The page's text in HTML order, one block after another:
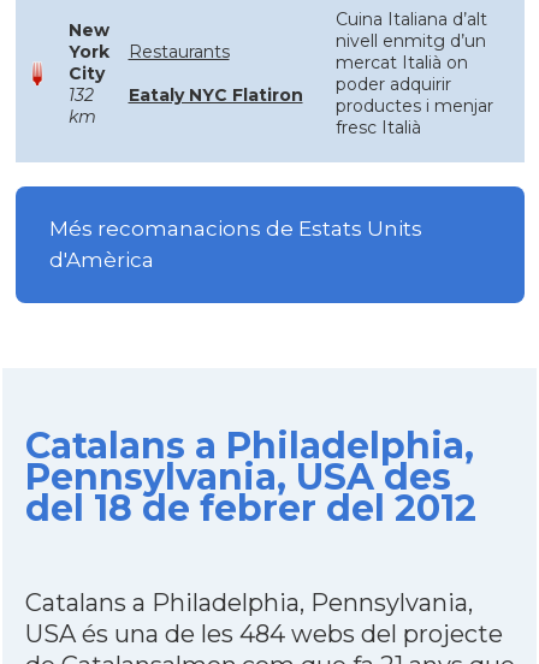
New
York
City
132
km
Restaurants
Eataly NYC Flatiron
Cuina Italiana d’alt
nivell enmitg d’un
mercat Italià on
poder adquirir
productes i menjar
fresc Italià
Més recomanacions de Estats Units
d'Amèrica
Catalans a Philadelphia,
Pennsylvania, USA des
del 18 de febrer del 2012
Catalans a Philadelphia, Pennsylvania,
USA és una de les 484 webs del projecte